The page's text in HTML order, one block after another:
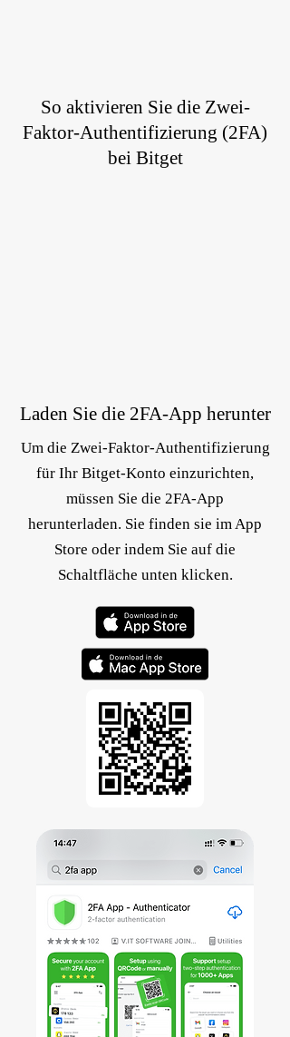
So aktivieren Sie die Zwei-
Faktor-Authentifizierung (2FA)
bei Bitget
Laden Sie die 2FA-App herunter
Um die Zwei-Faktor-Authentifizierung
für Ihr Bitget-Konto einzurichten,
müssen Sie die 2FA-App
herunterladen. Sie finden sie im App
Store oder indem Sie auf die
Schaltfläche unten klicken.